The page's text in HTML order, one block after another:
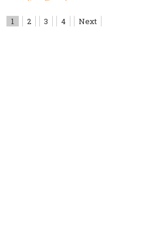
1 2 3 4 Next